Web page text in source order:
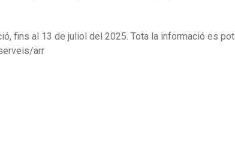
fins al 13 de juliol del 2025. Tota la informació es pot
arr